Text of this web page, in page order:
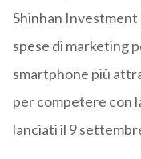
Shinhan
spese di marketing
smartphone più
per competere con
lanciati il 9